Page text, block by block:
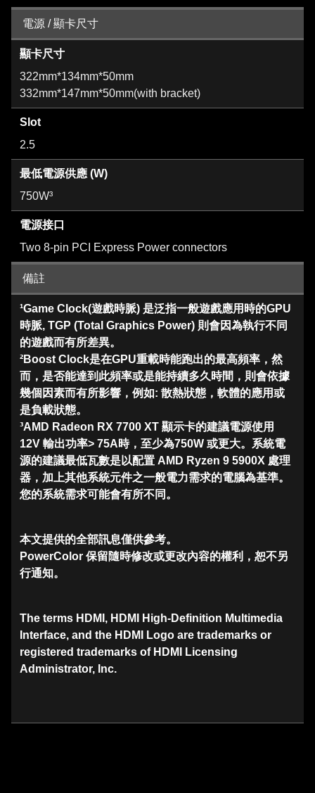
電源 / 顯卡尺寸
顯卡尺寸
322mm*134mm*50mm
332mm*147mm*50mm(with bracket)
Slot
2.5
最低電源供應 (W)
750W³
電源接口
Two 8-pin PCI Express Power connectors
備註
¹Game Clock(遊戲時脈) 是泛指一般遊戲應用時的GPU
時脈, TGP (Total Graphics Power) 則會因為執行不同
的遊戲而有所差異。
²Boost Clock是在GPU重載時能跑出的最高頻率，然
而，是否能達到此頻率或是能持續多久時間，則會依據
幾個因素而有所影響，例如: 散熱狀態，軟體的應用或
是負載狀態。
³AMD Radeon RX 7700 XT 顯示卡的建議電源使用
12V 輸出功率> 75A時，至少為750W 或更大。系統電
源的建議最低瓦數是以配置 AMD Ryzen 9 5900X 處理
器，加上其他系統元件之一般電力需求的電腦為基準。
您的系統需求可能會有所不同。
本文提供的全部訊息僅供參考。
PowerColor 保留隨時修改或更改內容的權利，恕不另
行通知。
The terms HDMI, HDMI High-Definition Multimedia
Interface, and the HDMI Logo are trademarks or
registered trademarks of HDMI Licensing
Administrator, Inc.